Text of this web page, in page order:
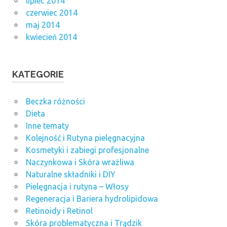
czerwiec 2014
maj 2014
kwiecień 2014
KATEGORIE
Beczka różności
Dieta
Inne tematy
Kolejność i Rutyna pielęgnacyjna
Kosmetyki i zabiegi profesjonalne
Naczynkowa i Skóra wrażliwa
Naturalne składniki i DIY
Pielęgnacja i rutyna – Włosy
Regeneracja i Bariera hydrolipidowa
Retinoidy i Retinol
Skóra problematyczna i Trądzik